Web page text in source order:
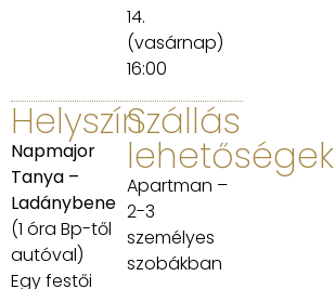
14.
(vasárnap)
16:00
Helyszín
Napmajor
Tanya –
Ladánybene
(1 óra Bp-től
autóval)
Egy festői
Szállás
lehetőségek
Apartman –
2-3
személyes
szobákban